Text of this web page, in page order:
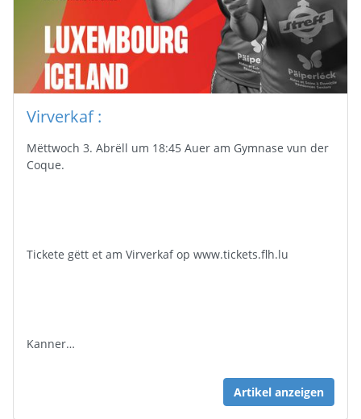
Virverkaf :
Mëttwoch 3. Abrëll um 18:45 Auer am Gymnase vun der
Coque.
Tickete gëtt et am Virverkaf op www.tickets.flh.lu
Kanner…
Artikel anzeigen